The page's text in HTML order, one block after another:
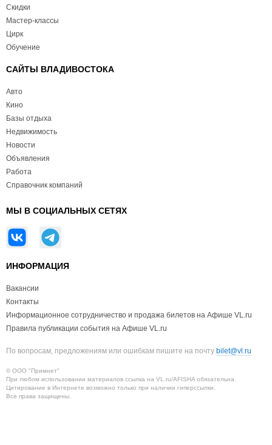
Скидки
Мастер-классы
Цирк
Обучение
САЙТЫ ВЛАДИВОСТОКА
Авто
Кино
Базы отдыха
Недвижимость
Новости
Объявления
Работа
Справочник компаний
МЫ В СОЦИАЛЬНЫХ СЕТЯХ
ИНФОРМАЦИЯ
Вакансии
Контакты
Информационное сотрудничество и продажа билетов на Афише VL.ru
Правила публикации события на Афише VL.ru
По вопросам, предложениям или ошибкам пишите на почту bilet@vl.ru
© ООО "Примнет"
При любом использовании материалов ссылка на VL.ru/AFISHA обязательна.
Цитирование в Интернете возможно только при наличии гиперссылки.
Все права защищены.